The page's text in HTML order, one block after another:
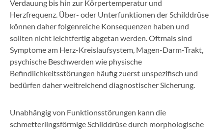
Verdauung bis hin zur Körpertemperatur und
Herzfrequenz. Über- oder Unterfunktionen der Schilddrüse
können daher folgenreiche Konsequenzen haben und
sollten nicht leichtfertig abgetan werden. Oftmals sind
Symptome am Herz-Kreislaufsystem, Magen-Darm-Trakt,
psychische Beschwerden wie physische
Befindlichkeitsstörungen häufig zuerst unspezifisch und
bedürfen daher weitreichend diagnostischer Sicherung.
Unabhängig von Funktionsstörungen kann die
schmetterlingsförmige Schilddrüse durch morphologische